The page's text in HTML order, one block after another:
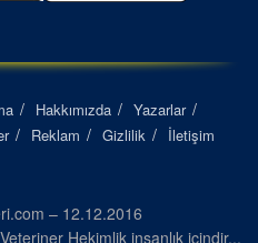
Hakkımızda
Yazarlar
Reklam Gizlilik İletişim
– 12.12.2016
Hekimlik insanlık içindir...